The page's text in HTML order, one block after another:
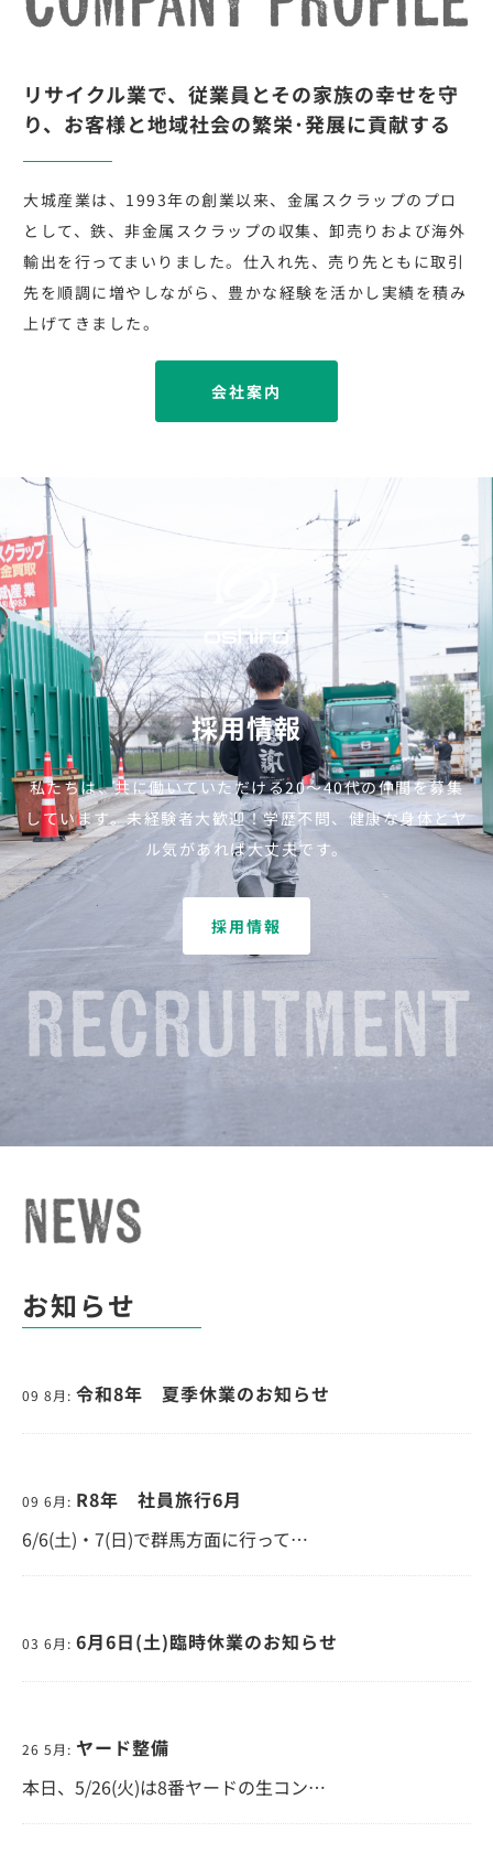
リサイクル業で、従業員とその家族の幸せを守
り、お客様と地域社会の繁栄･発展に貢献する
大城産業は、1993年の創業以来、金属スクラップのプロ
として、鉄、非金属スクラップの収集、卸売りおよび海外
輸出を行ってまいりました。仕入れ先、売り先ともに取引
先を順調に増やしながら、豊かな経験を活かし実績を積み
上げてきました。
会社案内
採用情報
私たちは、共に働いていただける20～40代の仲間を募集
しています。未経験者大歓迎！学歴不問、健康な身体とヤ
ル気があれば大丈夫です。
採用情報
お知らせ
09 8月: 令和8年 夏季休業のお知らせ
09 6月: R8年 社員旅行6月
6/6(土)・7(日)で群馬方面に行って…
03 6月: 6月6日(土)臨時休業のお知らせ
26 5月: ヤード整備
本日、5/26(火)は8番ヤードの生コン…